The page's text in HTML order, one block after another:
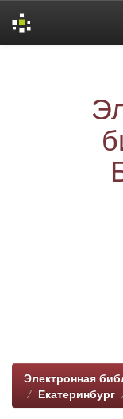
Электронная
Екатеринбург